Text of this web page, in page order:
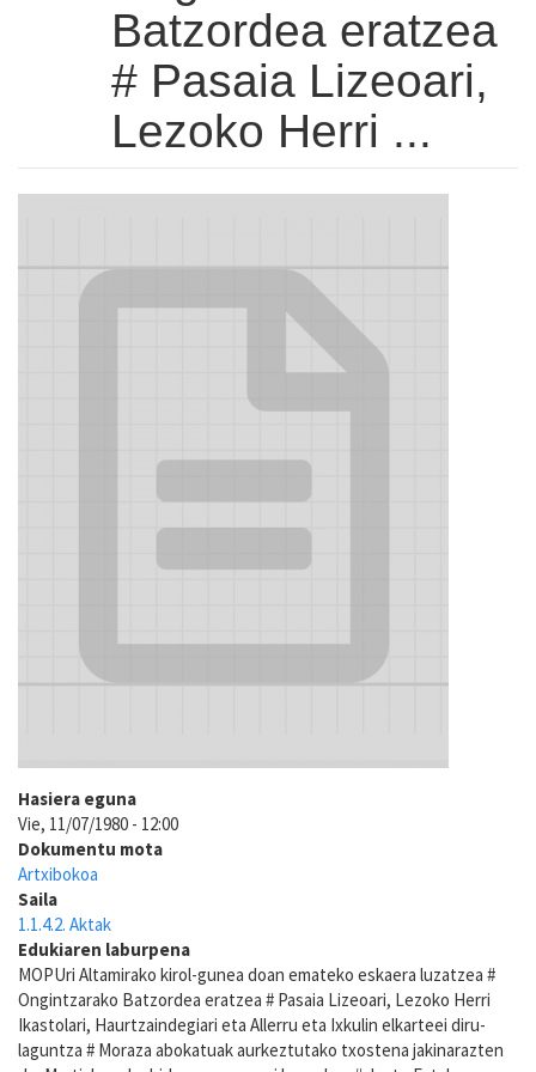
Batzordea eratzea
# Pasaia Lizeoari,
Lezoko Herri ...
Hasiera eguna
Vie, 11/07/1980 - 12:00
Dokumentu mota
Artxibokoa
Saila
1.1.4.2. Aktak
Edukiaren laburpena
MOPUri Altamirako kirol-gunea doan emateko eskaera luzatzea #
Ongintzarako Batzordea eratzea # Pasaia Lizeoari, Lezoko Herri
Ikastolari, Haurtzaindegiari eta Allerru eta Ixkulin elkarteei diru-
laguntza # Moraza abokatuak aurkeztutako txostena jakinarazten